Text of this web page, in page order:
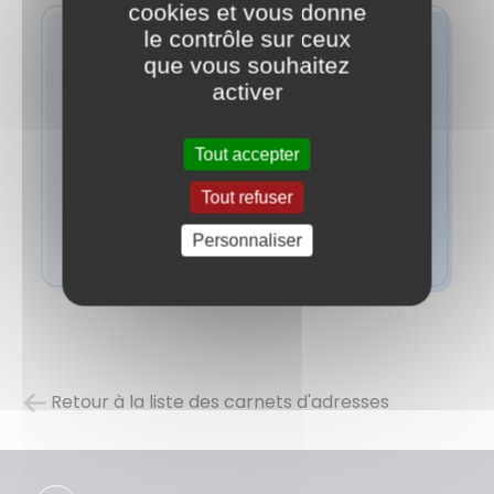
Retour à la liste des carnets d'adresses
cookies et vous donne
le contrôle sur ceux
que vous souhaitez
activer
Tout accepter
Tout refuser
Personnaliser